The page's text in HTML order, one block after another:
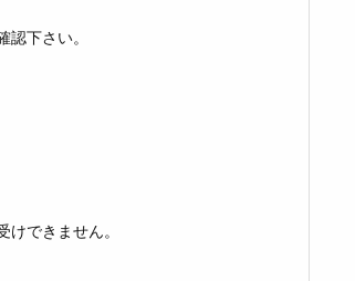
下さい。
できません。